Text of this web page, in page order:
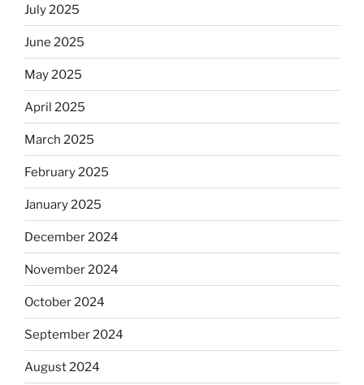
July 2025
June 2025
May 2025
April 2025
March 2025
February 2025
January 2025
December 2024
November 2024
October 2024
September 2024
August 2024